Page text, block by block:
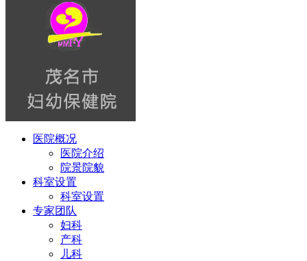
医院概况
医院介绍
院景院貌
科室设置
科室设置
专家团队
妇科
产科
儿科